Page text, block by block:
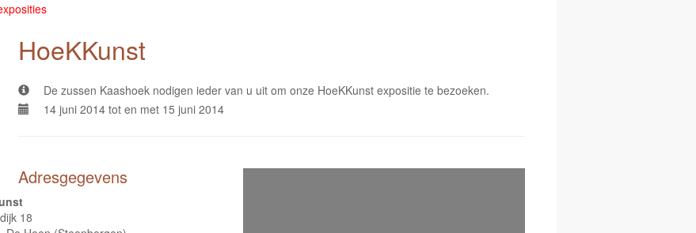
HoeKKunst
De zussen Kaashoek nodigen ieder van u uit om onze HoeKKunst expositie te bezoeken.
14 juni 2014 tot en met 15 juni 2014
Adresgegevens
18